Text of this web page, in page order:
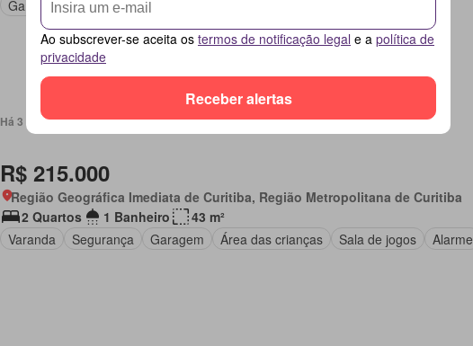
Garagem
Há 3 dias, 22 horas em Chaves na mão
R$ 215.000
Região Geográfica Imediata de Curitiba, Região Metropolitana de Curitiba
2 Quartos
1 Banheiro
43 m²
Varanda
Segurança Garagem Área das crianças Sala de jogos Alarme
Ao subscrever-se aceita os termos de notificação legal e a política de
privacidade
Receber alertas